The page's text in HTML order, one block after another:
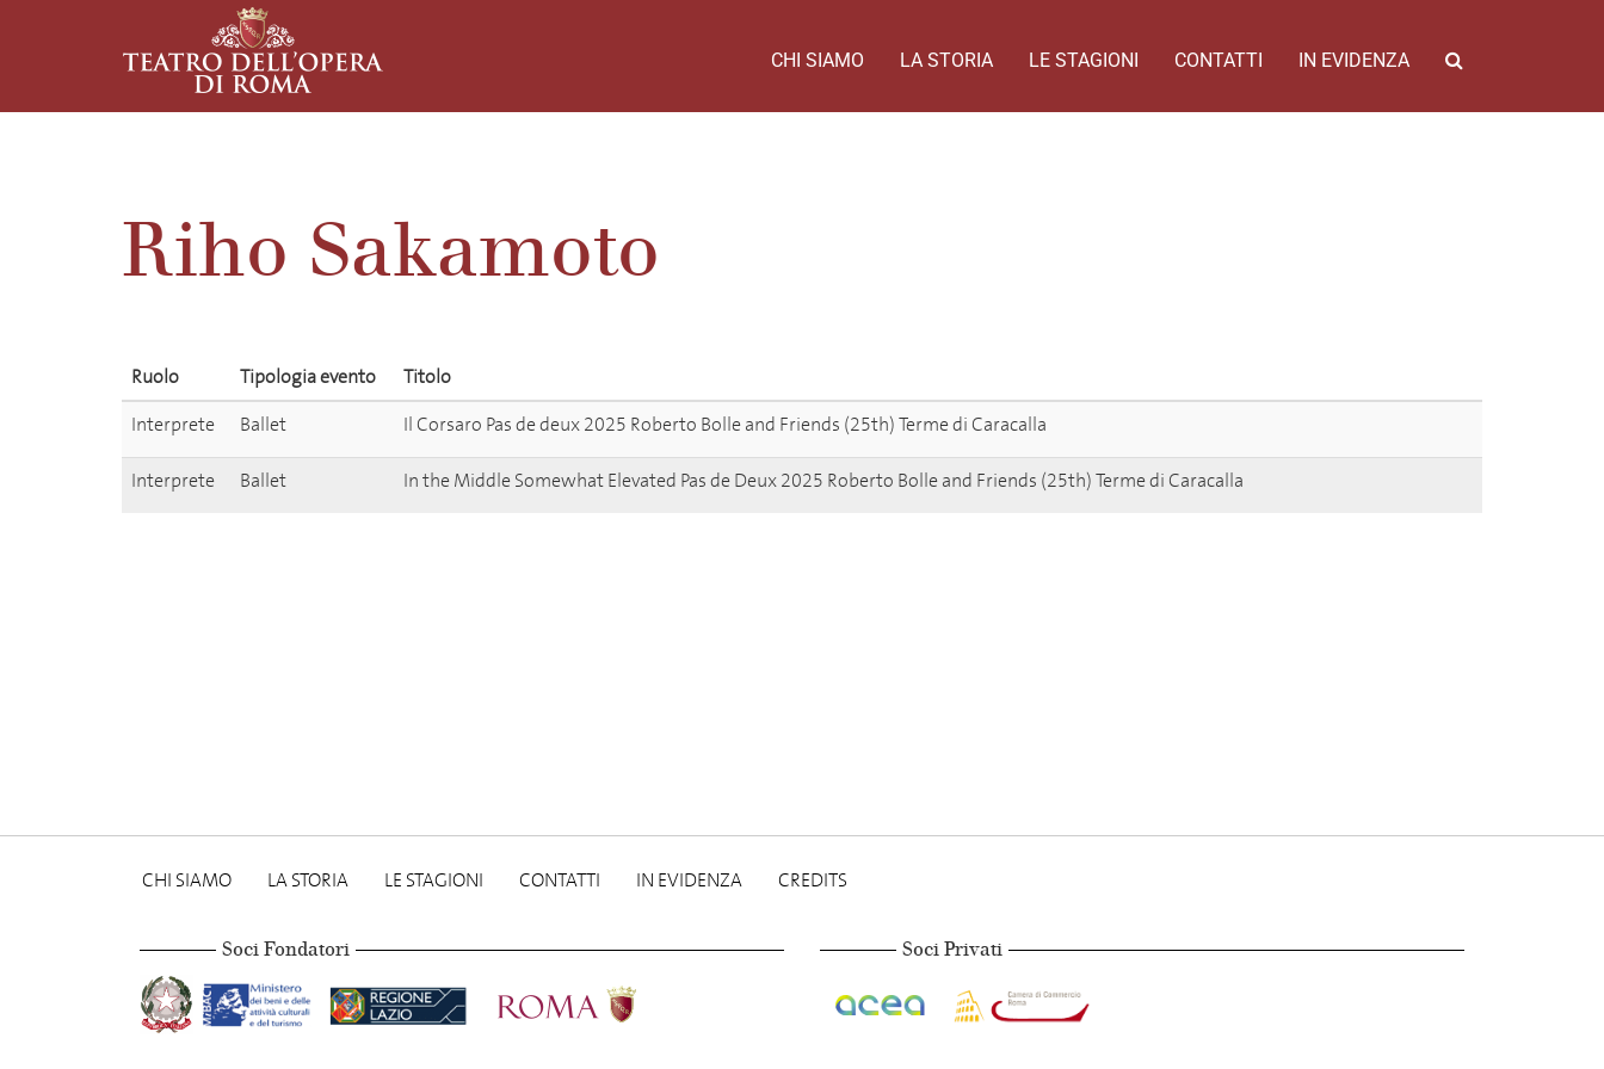
CHI SIAMO LA STORIA LE STAGIONI CONTATTI IN EVIDENZA
Riho Sakamoto
Ruolo Tipologia evento
Titolo
Interprete
Ballet Il Corsaro Pas de deux 2025 Roberto Bolle and Friends (25th) Terme di Caracalla
Interprete Ballet In the Middle Somewhat Elevated Pas de Deux 2025 Roberto Bolle and Friends (25th) Terme di Caracalla
CHI SIAMO LA STORIA LE STAGIONI CONTATTI IN EVIDENZA CREDITS
Soci Fondatori Soci Privati